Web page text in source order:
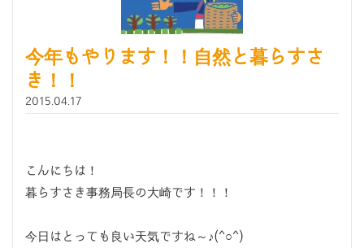
今年もやります！！自然と暮らすさ
き！！
2015.04.17
こんにちは！
暮らすさき事務局長の大崎です！！！
今日はとっても良い天気ですね～♪(^○^)